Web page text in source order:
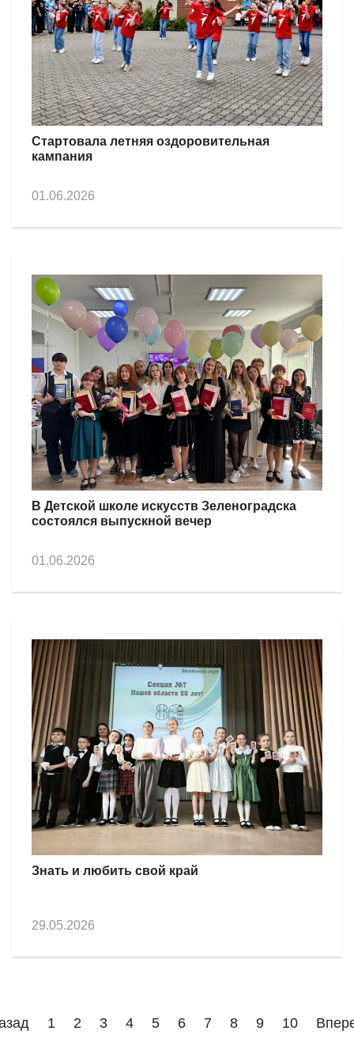
Стартовала летняя оздоровительная
кампания
01.06.2026
В Детской школе искусств Зеленоградска
состоялся выпускной вечер
01.06.2026
Знать и любить свой край
29.05.2026
1 2 3 4 5 6 7 8 9 10